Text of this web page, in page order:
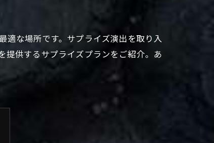
適な場所です。サプライズ演出を取り入
提供するサプライズプランをご紹介。あ